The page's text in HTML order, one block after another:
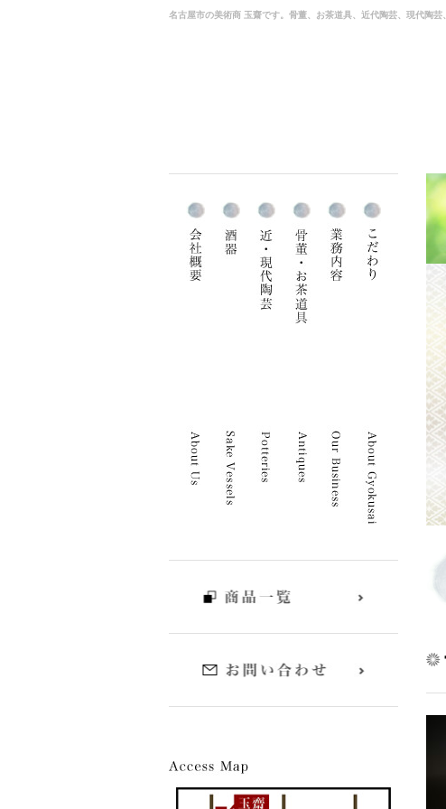
名古屋市の美術商 玉齋です。骨董、お茶道具、近代陶芸、現代陶